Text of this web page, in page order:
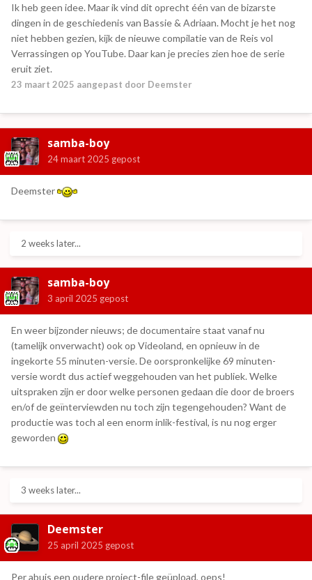
Ik heb geen idee. Maar ik vind dit oprecht één van de bizarste
dingen in de geschiedenis van Bassie & Adriaan. Mocht je het nog
niet hebben gezien, kijk de nieuwe compilatie van de Reis vol
Verrassingen op YouTube. Daar kan je precies zien hoe de serie
eruit ziet.
23 maart 2025 aangepast door Deemster
samba-boy
24 maart 2025 gepost
Deemster
2 weeks later...
samba-boy
3 april 2025 gepost
En weer bijzonder nieuws; de documentaire staat vanaf nu
(tamelijk onverwacht) ook op Videoland, en opnieuw in de
ingekorte 55 minuten-versie. De oorspronkelijke 69 minuten-
versie wordt dus actief weggehouden van het publiek. Welke
uitspraken zijn er door welke personen gedaan die door de broers
en/of de geïnterviewden nu toch zijn tegengehouden? Want de
productie was toch al een enorm inlik-festival, is nu nog erger
geworden
3 weeks later...
Deemster
25 april 2025 gepost
Per abuis een oudere project-file geüpload, oeps!